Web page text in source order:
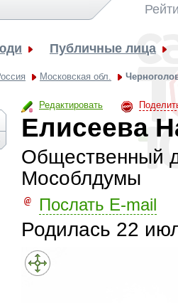
Публичные лица
Московская обл.
Редактировать
Елисеева
Общественный
Мособлдумы
Послать E-mail
Родилась 22